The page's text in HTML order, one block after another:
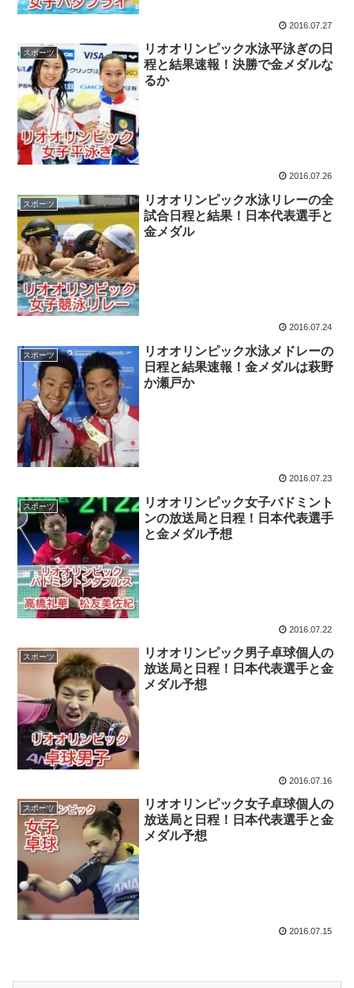
2016.07.27
スポーツ
リオオリンピック水泳平泳ぎの日
程と結果速報！決勝で金メダルな
るか
2016.07.26
スポーツ
リオオリンピック水泳リレーの全
試合日程と結果！日本代表選手と
金メダル
2016.07.24
スポーツ
リオオリンピック水泳メドレーの
日程と結果速報！金メダルは萩野
か瀬戸か
2016.07.23
スポーツ
リオオリンピック女子バドミント
ンの放送局と日程！日本代表選手
と金メダル予想
2016.07.22
スポーツ
リオオリンピック男子卓球個人の
放送局と日程！日本代表選手と金
メダル予想
2016.07.16
スポーツ
リオオリンピック女子卓球個人の
放送局と日程！日本代表選手と金
メダル予想
2016.07.15